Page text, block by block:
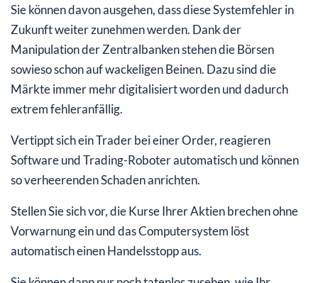
Sie können davon ausgehen, dass diese Systemfehler in
Zukunft weiter zunehmen werden. Dank der
Manipulation der Zentralbanken stehen die Börsen
sowieso schon auf wackeligen Beinen. Dazu sind die
Märkte immer mehr digitalisiert worden und dadurch
extrem fehleranfällig.
Vertippt sich ein Trader bei einer Order, reagieren
Software und Trading-Roboter automatisch und können
so verheerenden Schaden anrichten.
Stellen Sie sich vor, die Kurse Ihrer Aktien brechen ohne
Vorwarnung ein und das Computersystem löst
automatisch einen Handelsstopp aus.